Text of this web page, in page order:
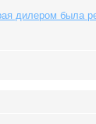
дилером была